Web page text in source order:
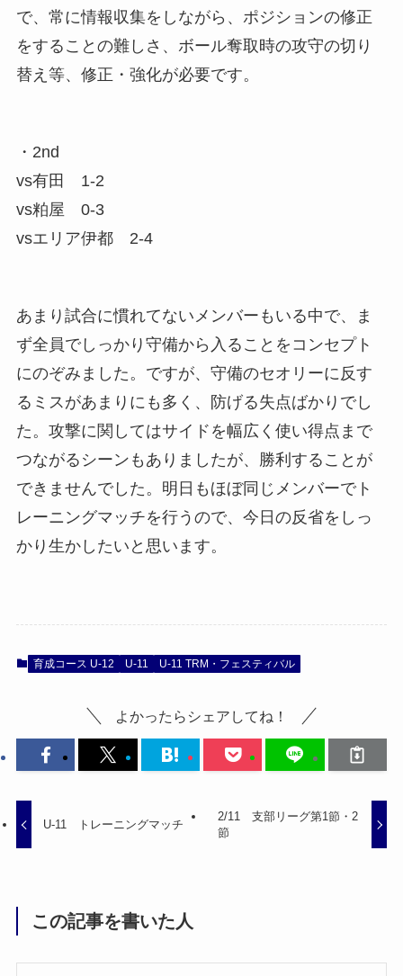
で、常に情報収集をしながら、ポジションの修正
をすることの難しさ、ボール奪取時の攻守の切り
替え等、修正・強化が必要です。
・2nd
vs有田 1-2
vs粕屋 0-3
vsエリア伊都 2-4
あまり試合に慣れてないメンバーもいる中で、ま
ず全員でしっかり守備から入ることをコンセプト
にのぞみました。ですが、守備のセオリーに反す
るミスがあまりにも多く、防げる失点ばかりでし
た。攻撃に関してはサイドを幅広く使い得点まで
つながるシーンもありましたが、勝利することが
できませんでした。明日もほぼ同じメンバーでト
レーニングマッチを行うので、今日の反省をしっ
かり生かしたいと思います。
育成コース U-12 U-11 U-11 TRM・フェスティバル
よかったらシェアしてね！
U-11 トレーニングマッチ
2/11 支部リーグ第1節・2
節
この記事を書いた人